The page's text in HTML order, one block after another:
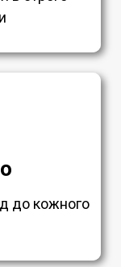
до кожного